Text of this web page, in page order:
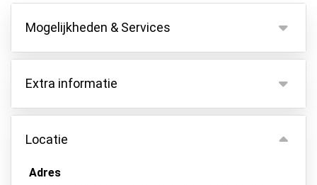
Mogelijkheden & Services
Mogelijkheden
Binnen parkeren
Autosleutels behouden
Asfalt of bestrating
Extra informatie
Er geldt een nachttoeslag van € 15 als je aankomt
of vertrekt tussen 00:00 en 07:00.
lappen van binnenuit, voor 90 EUR.
Locatie
Adres